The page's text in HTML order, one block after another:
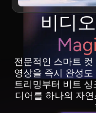
비디
전문적인 스마트
영상을 즉시 완성
트리밍부터 비트
디어를 하나의 자